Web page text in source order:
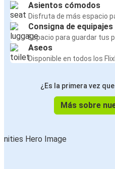
Asientos cómodos
Disfruta de más espacio
Consigna de equipajes
Espacio para guardar tus
Aseos
Disponible en todos los
¿Es la primera vez
Más sobre